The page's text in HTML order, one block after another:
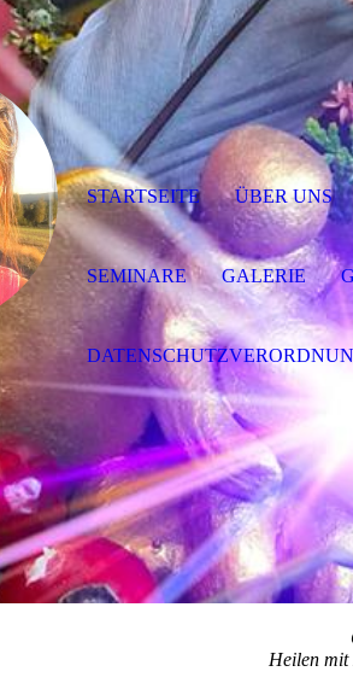
Heilen mit
STARTSEITE ÜBER UNS
SEMINARE GALERIE